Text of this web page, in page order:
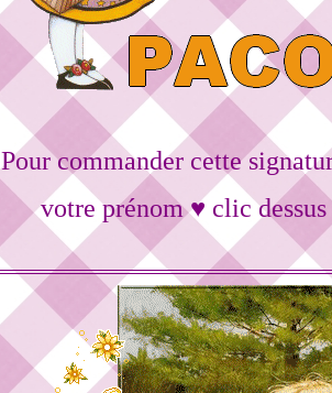
Pour commander cette
votre prénom ♥ clic dessus